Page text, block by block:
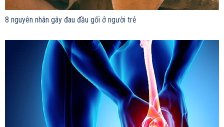
8 nguyên nhân gây đau đầu gối ở người trẻ